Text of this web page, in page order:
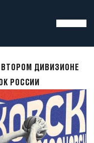
ДИВИЗИОНЕ
РОССИИ